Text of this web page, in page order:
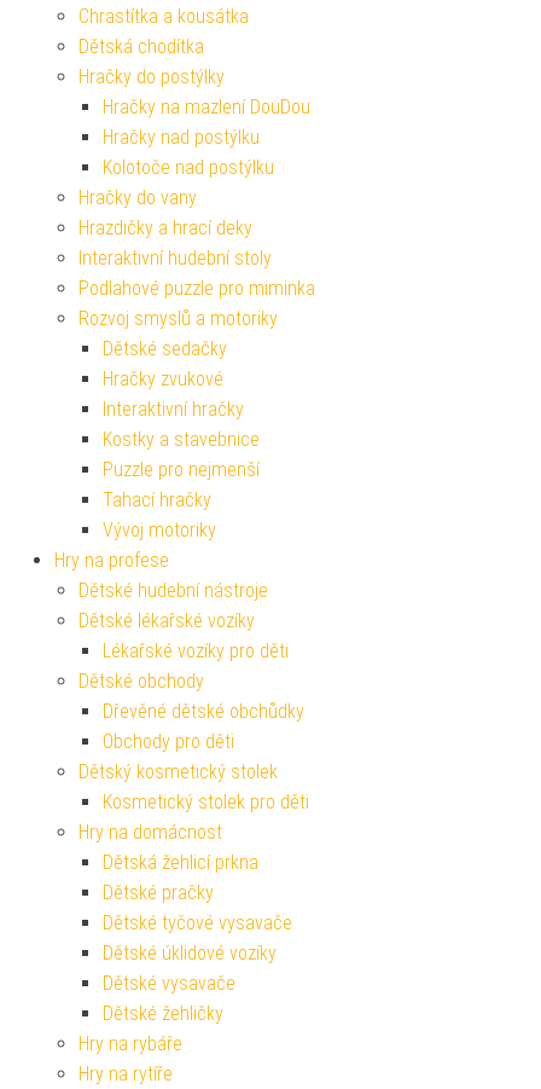
Chrastítka a kousátka
Dětská chodítka
Hračky do postýlky
Hračky na mazlení DouDou
Hračky nad postýlku
Kolotoče nad postýlku
Hračky do vany
Hrazdičky a hrací deky
Interaktivní hudební stoly
Podlahové puzzle pro miminka
Rozvoj smyslů a motoriky
Dětské sedačky
Hračky zvukové
Interaktivní hračky
Kostky a stavebnice
Puzzle pro nejmenší
Tahací hračky
Vývoj motoriky
Hry na profese
Dětské hudební nástroje
Dětské lékařské vozíky
Lékařské vozíky pro děti
Dětské obchody
Dřevěné dětské obchůdky
Obchody pro děti
Dětský kosmetický stolek
Kosmetický stolek pro děti
Hry na domácnost
Dětská žehlicí prkna
Dětské pračky
Dětské tyčové vysavače
Dětské úklidové vozíky
Dětské vysavače
Dětské žehličky
Hry na rybáře
Hry na rytíře